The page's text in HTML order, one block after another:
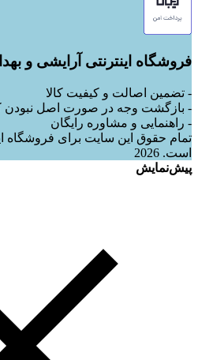
فروشگاه اینترنتی آرایشی و
- تضمین اصالت و کیفیت کالا
- بازگشت وجه در صورت اصل نبودن
- راهنمایی و مشاوره رایگان
تمام حقوق این سایت برای فروشگاه
است. 2026
پیش‌نمایش